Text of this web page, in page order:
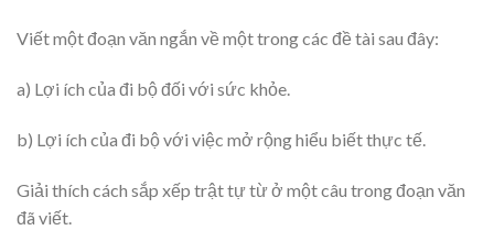
Viết một đoạn văn ngắn về một trong các đề tài sau đây:
a) Lợi ích của đi bộ đối với sức khỏe.
b) Lợi ích của đi bộ với việc mở rộng hiểu biết thực tế.
Giải thích cách sắp xếp trật tự từ ở một câu trong đoạn văn
đã viết.